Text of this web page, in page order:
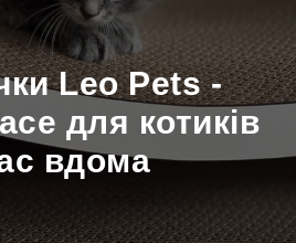
Leo Pets -
для котиків
вдома